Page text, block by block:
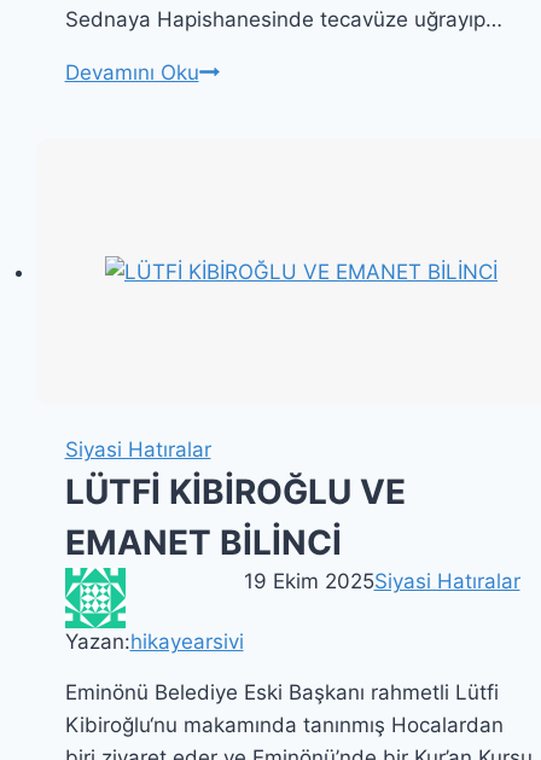
Sednaya Hapishanesinde tecavüze uğrayıp…
Devamını OkuMİCHEL
Siyasi Hatıralar
LÜTFİ KİBİROĞLU VE
EMANET BİLİNCİ
Yazan:hikayearsivi
19 Ekim 2025Siyasi Hatıralar
Eminönü Belediye Eski Başkanı rahmetli Lütfi
Kibiroğlu‘nu makamında tanınmış Hocalardan